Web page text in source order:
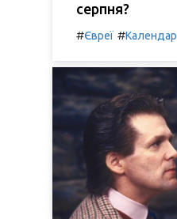
серпня?
#Євреї #Календар